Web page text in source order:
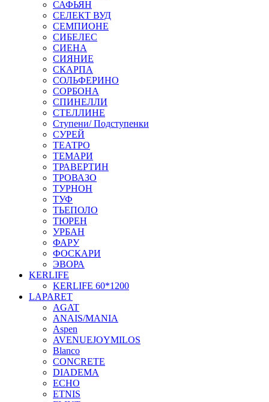
САФЬЯН
СЕЛЕКТ ВУД
СЕМПИОНЕ
СИБЕЛЕС
СИЕНА
СИЯНИЕ
СКАРПА
СОЛЬФЕРИНО
СОРБОНА
СПИНЕЛЛИ
СТЕЛЛИНЕ
Ступени/ Подступенки
СУРЕЙ
ТЕАТРО
ТЕМАРИ
ТРАВЕРТИН
ТРОВАЗО
ТУРНОН
ТУФ
ТЬЕПОЛО
ТЮРЕН
УРБАН
ФАРУ
ФОСКАРИ
ЭВОРА
KERLIFE
KERLIFE 60*1200
LAPARET
AGAT
ANAIS/MANIA
Aspen
AVENUEJOYMILOS
Blanco
CONCRETE
DIADEMA
ECHO
ETNIS